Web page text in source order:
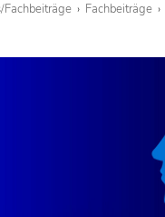
Fachbeiträge Fachbeiträge